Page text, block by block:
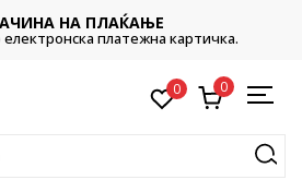
НА ПЛАЌАЊЕ
електронска платежна картичка.
0 0